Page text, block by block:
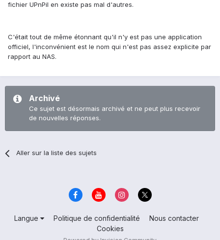
fichier UPnPil en existe pas mal d'autres.
C'était tout de même étonnant qu'il n'y est pas une application
officiel, l'inconvénient est le nom qui n'est pas assez explicite par
rapport au NAS.
Archivé
Ce sujet est désormais archivé et ne peut plus recevoir
de nouvelles réponses.
Aller sur la liste des sujets
Langue Politique de confidentialité
Nous contacter
Cookies